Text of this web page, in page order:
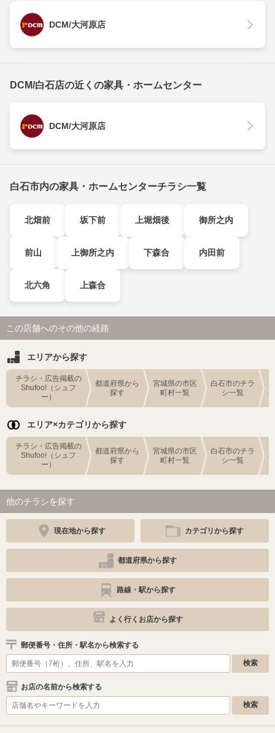
DCM/大河原店
DCM/白石店の近くの家具・ホームセンター
DCM/大河原店
白石市内の家具・ホームセンターチラシ一覧
北畑前 坂下前 上堀畑後 御所之内
前山 上御所之内 下森合 内田前
北六角 上森合
この店舗へのその他の経路
エリアから探す
チラシ・広告掲載の
Shufoo!（シュフ
ー）
都道府県から
探す
宮城県の市区
町村一覧
白石市のチラ
シ一覧
エリア×カテゴリから探す
チラシ・広告掲載の
Shufoo!（シュフ
ー）
都道府県から
探す
宮城県の市区
町村一覧
白石市のチラ
シ一覧
他のチラシを探す
現在地から探す カテゴリから探す
都道府県から探す
路線・駅から探す
よく行くお店から探す
郵便番号・住所・駅名から検索する
お店の名前から検索する